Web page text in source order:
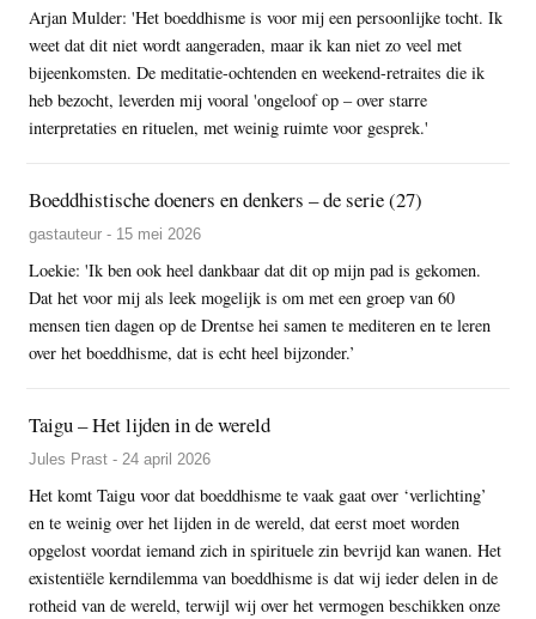
Arjan Mulder: 'Het boeddhisme is voor mij een persoonlijke tocht. Ik
weet dat dit niet wordt aangeraden, maar ik kan niet zo veel met
bijeenkomsten. De meditatie-ochtenden en weekend-retraites die ik
heb bezocht, leverden mij vooral 'ongeloof op – over starre
interpretaties en rituelen, met weinig ruimte voor gesprek.'
Boeddhistische doeners en denkers – de serie (27)
gastauteur - 15 mei 2026
Loekie: 'Ik ben ook heel dankbaar dat dit op mijn pad is gekomen.
Dat het voor mij als leek mogelijk is om met een groep van 60
mensen tien dagen op de Drentse hei samen te mediteren en te leren
over het boeddhisme, dat is echt heel bijzonder.’
Taigu – Het lijden in de wereld
Jules Prast - 24 april 2026
Het komt Taigu voor dat boeddhisme te vaak gaat over ‘verlichting’
en te weinig over het lijden in de wereld, dat eerst moet worden
opgelost voordat iemand zich in spirituele zin bevrijd kan wanen. Het
existentiële kerndilemma van boeddhisme is dat wij ieder delen in de
rotheid van de wereld, terwijl wij over het vermogen beschikken onze